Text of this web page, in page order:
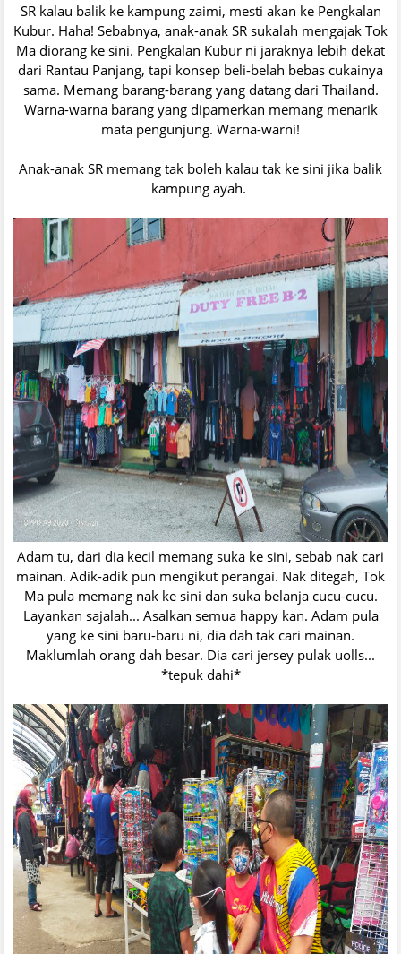
SR kalau balik ke kampung zaimi, mesti akan ke Pengkalan
Kubur. Haha! Sebabnya, anak-anak SR sukalah mengajak Tok
Ma diorang ke sini. Pengkalan Kubur ni jaraknya lebih dekat
dari Rantau Panjang, tapi konsep beli-belah bebas cukainya
sama. Memang barang-barang yang datang dari Thailand.
Warna-warna barang yang dipamerkan memang menarik
mata pengunjung. Warna-warni!
Anak-anak SR memang tak boleh kalau tak ke sini jika balik
kampung ayah.
Adam tu, dari dia kecil memang suka ke sini, sebab nak cari
mainan. Adik-adik pun mengikut perangai. Nak ditegah, Tok
Ma pula memang nak ke sini dan suka belanja cucu-cucu.
Layankan sajalah... Asalkan semua happy kan. Adam pula
yang ke sini baru-baru ni, dia dah tak cari mainan.
Maklumlah orang dah besar. Dia cari jersey pulak uolls...
*tepuk dahi*